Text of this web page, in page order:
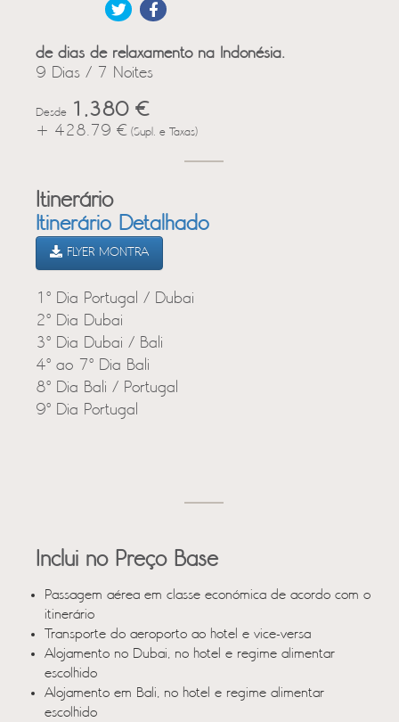
de dias de relaxamento na Indonésia.
9 Dias / 7 Noites
Desde 1,380 €
+ 428.79 € (Supl. e Taxas)
Itinerário
Itinerário Detalhado
FLYER MONTRA
1º Dia Portugal / Dubai
2º Dia Dubai
3º Dia Dubai / Bali
4º ao 7º Dia Bali
8º Dia Bali / Portugal
9º Dia Portugal
Inclui no Preço Base
Passagem aérea em classe económica de acordo com o
itinerário
Transporte do aeroporto ao hotel e vice-versa
Alojamento no Dubai, no hotel e regime alimentar
escolhido
Alojamento em Bali, no hotel e regime alimentar
escolhido